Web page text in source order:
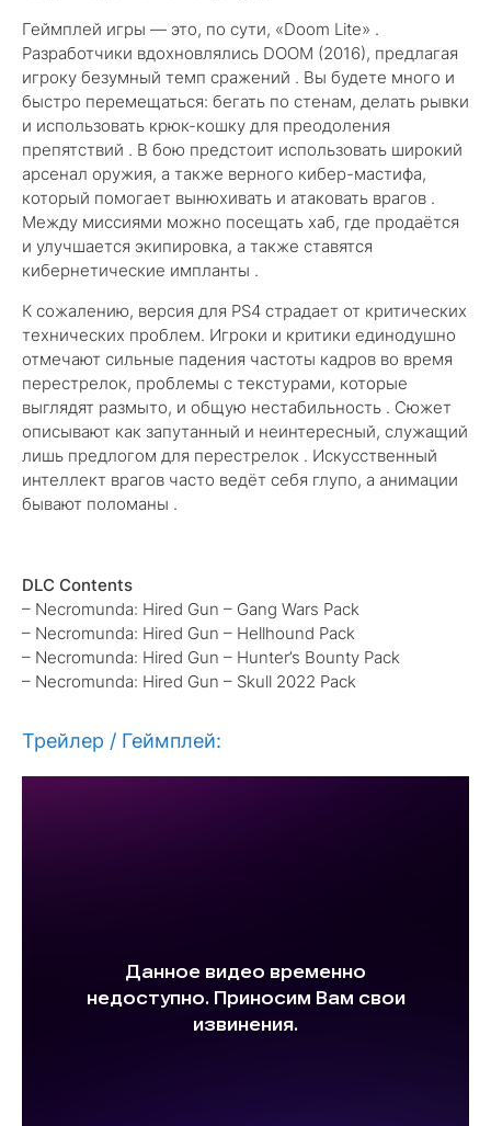
Геймплей игры — это, по сути, «Doom Lite» .
Разработчики вдохновлялись DOOM (2016), предлагая
игроку безумный темп сражений . Вы будете много и
быстро перемещаться: бегать по стенам, делать рывки
и использовать крюк-кошку для преодоления
препятствий . В бою предстоит использовать широкий
арсенал оружия, а также верного кибер-мастифа,
который помогает вынюхивать и атаковать врагов .
Между миссиями можно посещать хаб, где продаётся
и улучшается экипировка, а также ставятся
кибернетические импланты .
К сожалению, версия для PS4 страдает от критических
технических проблем. Игроки и критики единодушно
отмечают сильные падения частоты кадров во время
перестрелок, проблемы с текстурами, которые
выглядят размыто, и общую нестабильность . Сюжет
описывают как запутанный и неинтересный, служащий
лишь предлогом для перестрелок . Искусственный
интеллект врагов часто ведёт себя глупо, а анимации
бывают поломаны .
DLC Contents
– Necromunda: Hired Gun – Gang Wars Pack
– Necromunda: Hired Gun – Hellhound Pack
– Necromunda: Hired Gun – Hunter’s Bounty Pack
– Necromunda: Hired Gun – Skull 2022 Pack
Трейлер / Геймплей: